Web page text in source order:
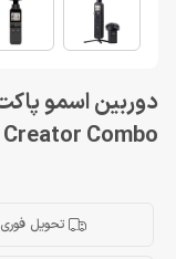
Creator Combo
تحویل فوری